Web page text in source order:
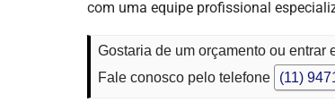
com uma equipe profissional
Gostaria de um orçamento ou entrar
Fale conosco pelo telefone
(11)